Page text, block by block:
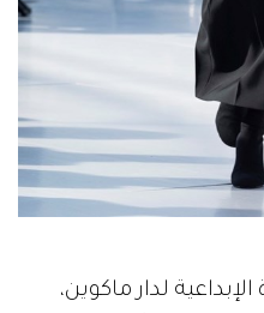
لدار ماكوين،